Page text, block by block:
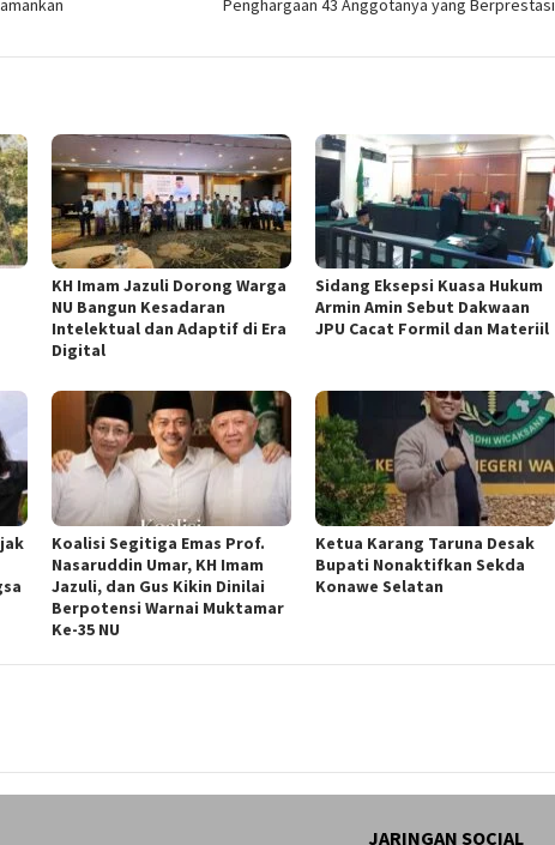
Penghargaan 43 Anggotanya yang Berprestasi
KH Imam Jazuli Dorong Warga
NU Bangun Kesadaran
Intelektual dan Adaptif di Era
Digital
‎Sidang Eksepsi Kuasa Hukum
Armin Amin Sebut Dakwaan
JPU Cacat Formil dan Materiil
Koalisi Segitiga Emas Prof.
Nasaruddin Umar, KH Imam
Jazuli, dan Gus Kikin Dinilai
Berpotensi Warnai Muktamar
Ke-35 NU
Ketua ‎Karang Taruna Desak
Bupati Nonaktifkan Sekda
Konawe Selatan
JARINGAN SOCIAL